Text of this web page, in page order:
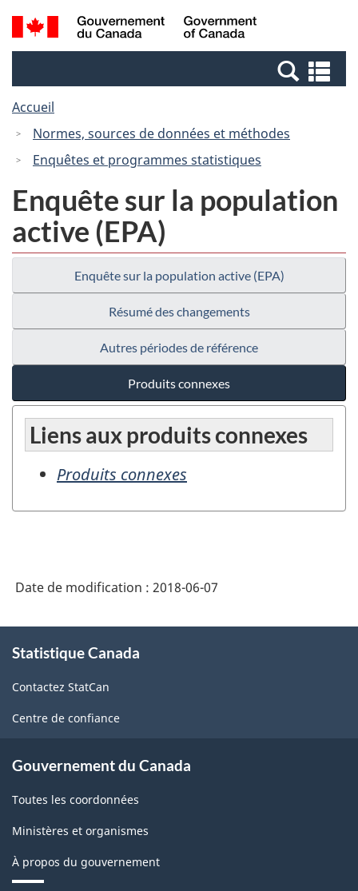
Passer
au
Passer
à
Canada
Recherche
et
et
Accueil
Normes, sources de données et méthodes
Enquêtes et programmes statistiques
Enquête sur la population
active (EPA)
Enquête sur la population active (EPA)
Résumé des changements
Autres périodes de référence
Produits connexes
Liens aux produits connexes
Produits connexes
Date de modification : 2018-06-07
propos
ce
site
Statistique Canada
Contactez StatCan
Centre de confiance
Gouvernement du Canada
Toutes les coordonnées
Ministères et organismes
À propos du gouvernement